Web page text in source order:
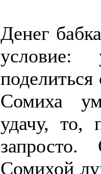
Денег
условие:
Сомиха
удачу, то,
Сомихой